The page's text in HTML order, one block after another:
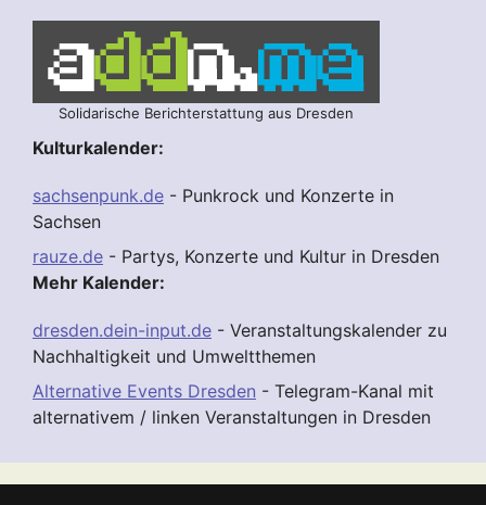
Solidarische Berichterstattung aus Dresden
Kulturkalender:
sachsenpunk.de - Punkrock und Konzerte in
Sachsen
rauze.de - Partys, Konzerte und Kultur in Dresden
Mehr Kalender:
dresden.dein-input.de - Veranstaltungskalender zu
Nachhaltigkeit und Umweltthemen
Alternative Events Dresden - Telegram-Kanal mit
alternativem / linken Veranstaltungen in Dresden